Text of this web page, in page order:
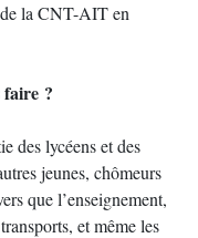
la CNT-AIT en
faire ?
des lycéens et des
jeunes, chômeurs
que l’enseignement,
et même les